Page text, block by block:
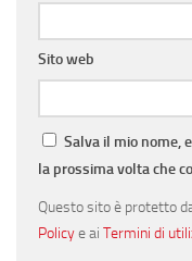
Sito web
Salva il mio nome,
la prossima volta che
Questo sito è protetto
Policye ai Termini di